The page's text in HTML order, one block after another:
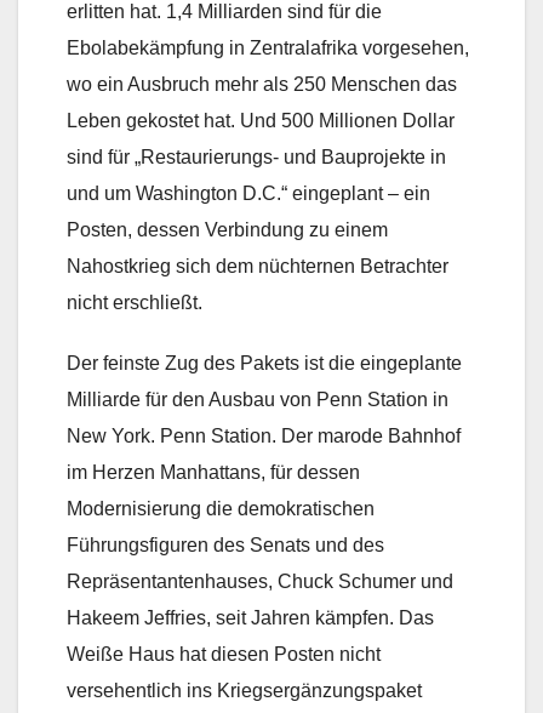
erlitten hat. 1,4 Milliarden sind für die
Ebolabekämpfung in Zentralafrika vorgesehen,
wo ein Ausbruch mehr als 250 Menschen das
Leben gekostet hat. Und 500 Millionen Dollar
sind für „Restaurierungs- und Bauprojekte in
und um Washington D.C.“ eingeplant – ein
Posten, dessen Verbindung zu einem
Nahostkrieg sich dem nüchternen Betrachter
nicht erschließt.
Der feinste Zug des Pakets ist die eingeplante
Milliarde für den Ausbau von Penn Station in
New York. Penn Station. Der marode Bahnhof
im Herzen Manhattans, für dessen
Modernisierung die demokratischen
Führungsfiguren des Senats und des
Repräsentantenhauses, Chuck Schumer und
Hakeem Jeffries, seit Jahren kämpfen. Das
Weiße Haus hat diesen Posten nicht
versehentlich ins Kriegsergänzungspaket